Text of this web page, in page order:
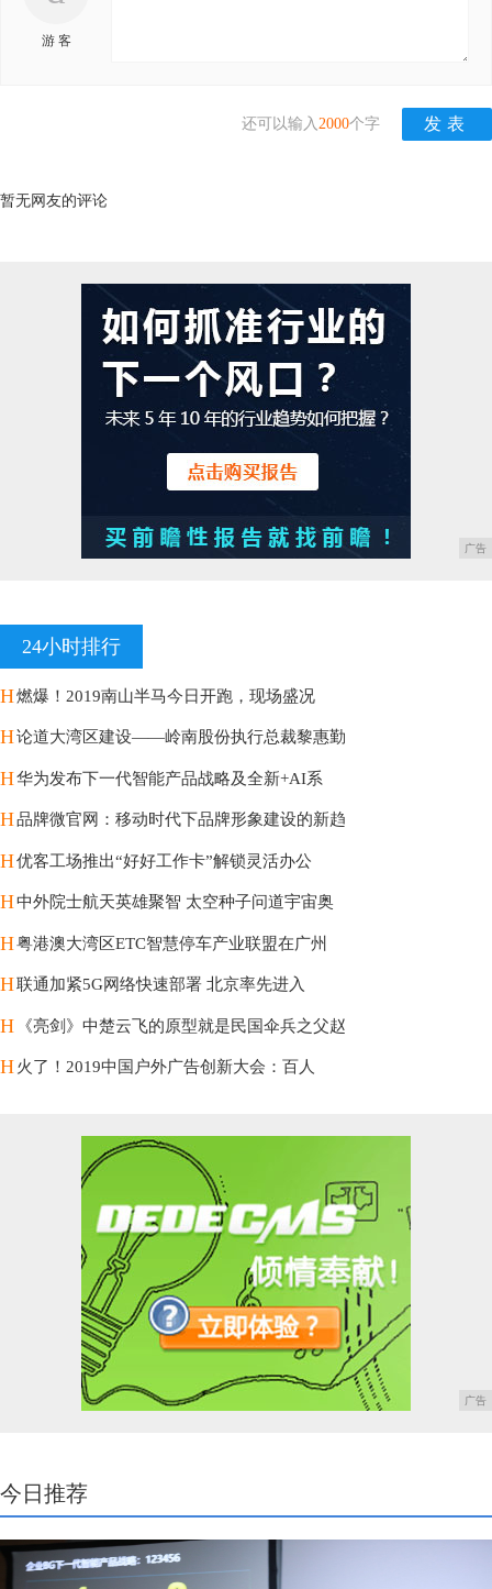
游 客
还可以输入 2000个字
暂无网友的评论
广告
24小时排行
H燃爆！2019南山半马今日开跑，现场盛况
H论道大湾区建设——岭南股份执行总裁黎惠勤
H华为发布下一代智能产品战略及全新+AI系
H品牌微官网：移动时代下品牌形象建设的新趋
H优客工场推出“好好工作卡”解锁灵活办公
H中外院士航天英雄聚智 太空种子问道宇宙奥
H粤港澳大湾区ETC智慧停车产业联盟在广州
H联通加紧5G网络快速部署 北京率先进入
H 《亮剑》中楚云飞的原型就是民国伞兵之父赵
H火了！2019中国户外广告创新大会：百人
广告
今日推荐